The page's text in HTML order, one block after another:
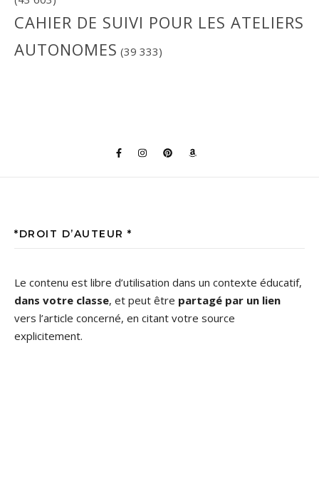
CAHIER DE SUIVI POUR LES ATELIERS
AUTONOMES (39 333)
*DROIT D’AUTEUR *
Le contenu est libre d’utilisation dans un contexte éducatif,
dans votre classe, et peut être partagé par un lien
vers l’article concerné, en citant votre source
explicitement.